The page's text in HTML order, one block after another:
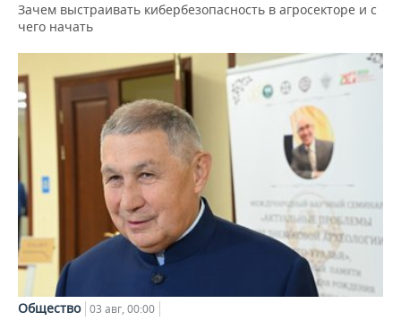
Зачем выстраивать кибербезопасность в агросекторе и с
чего начать
Общество 03 авг, 00:00